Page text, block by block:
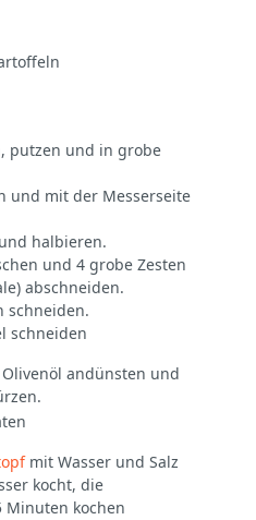
putzen und in grobe
und mit der Messerseite
halbieren.
und 4 grobe Zesten
abschneiden.
schneiden.
schneiden
andünsten und
mit Wasser und Salz
kocht, die
Minuten kochen